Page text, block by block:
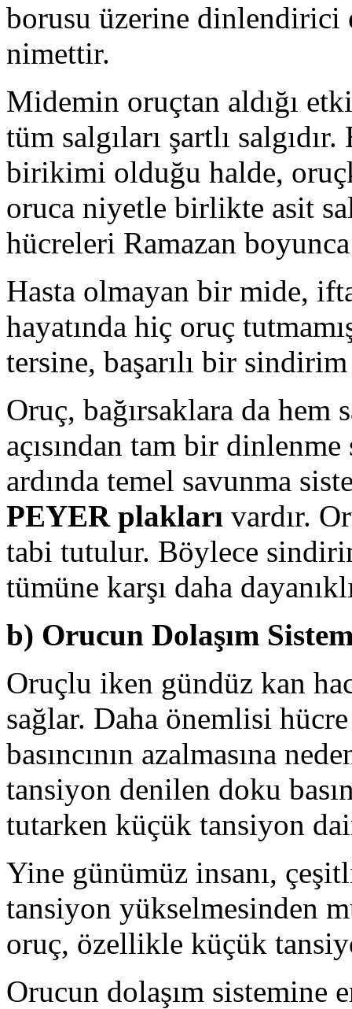
borusu üzerine
nimettir.
Midemin oruçtan aldığı
tüm salgıları şartlı
birikimi olduğu halde,
oruca niyetle birlikte asit
hücreleri Ramazan
Hasta olmayan bir mide,
hayatında hiç oruç
tersine, başarılı bir
Oruç, bağırsaklara da hem
açısından tam bir
ardında temel savunma
PEYER plakları vardır.
tabi tutulur. Böylece
tümüne karşı daha
b) Orucun Dolaşım
Oruçlu iken gündüz kan
sağlar. Daha önemlisi
basıncının azalmasına
tansiyon denilen doku
tutarken küçük tansiyon
Yine günümüz insanı,
tansiyon yükselmesinden
oruç, özellikle küçük
Orucun dolaşım sistemine